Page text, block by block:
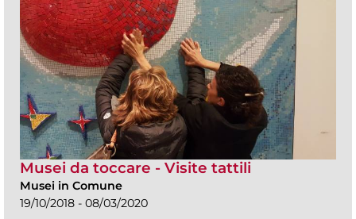
Musei da toccare - Visite tattili
Musei in Comune
19/10/2018 - 08/03/2020